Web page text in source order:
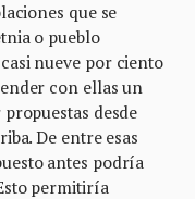
que se
o pueblo
nueve por ciento
con ellas un
desde
De entre esas
antes podría
permitiría